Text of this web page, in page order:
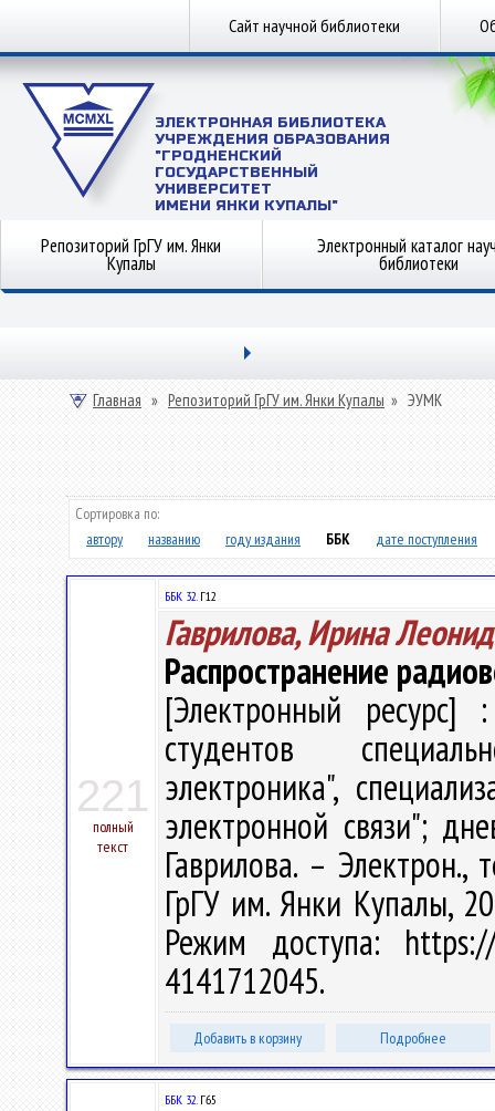
Сайт научной библиотеки
ЭЛЕКТРОННАЯ БИБЛИОТЕКА
УЧРЕЖДЕНИЯ ОБРАЗОВАНИЯ
"ГРОДНЕНСКИЙ
ГОСУДАРСТВЕННЫЙ
УНИВЕРСИТЕТ
ИМЕНИ ЯНКИ КУПАЛЫ"
Репозиторий ГрГУ им. Янки
Купалы
Электронный каталог
библиотеки
Главная » Репозиторий ГрГУ им. Янки Купалы » ЭУМК
Сортировка по:
автору
названию году издания ББК дате поступления
221
полный
текст
ББК 32.Г12
Гаврилова, Ирина
Распространение
[Электронный ресурс]
студентов
электроника",
электронной связи";
Гаврилова. –
ГрГУ им. Янки Купалы,
Режим доступа:
4141712045.
Добавить в корзину Подробнее
ББК 32.Г65